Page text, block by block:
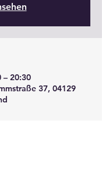
– 20:30
37, 04129